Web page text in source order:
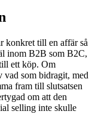
konkret till en affär så
inom B2B som B2C,
ett köp. Om
vad som bidragit, med
fram till slutsatsen
om att den
selling inte skulle